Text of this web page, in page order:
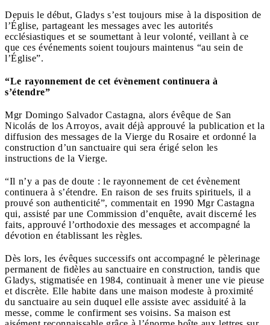
Depuis le début, Gladys s’est toujours mise à la disposition de
l’Église, partageant les messages avec les autorités
ecclésiastiques et se soumettant à leur volonté, veillant à ce
que ces événements soient toujours maintenus “au sein de
l’Église”.
“Le rayonnement de cet évènement continuera à
s’étendre”
Mgr Domingo Salvador Castagna, alors évêque de San
Nicolás de los Arroyos, avait déjà approuvé la publication et la
diffusion des messages de la Vierge du Rosaire et ordonné la
construction d’un sanctuaire qui sera érigé selon les
instructions de la Vierge.
“Il n’y a pas de doute : le rayonnement de cet évènement
continuera à s’étendre. En raison de ses fruits spirituels, il a
prouvé son authenticité”, commentait en 1990 Mgr Castagna
qui, assisté par une Commission d’enquête, avait discerné les
faits, approuvé l’orthodoxie des messages et accompagné la
dévotion en établissant les règles.
Dès lors, les évêques successifs ont accompagné le pèlerinage
permanent de fidèles au sanctuaire en construction, tandis que
Gladys, stigmatisée en 1984, continuait à mener une vie pieuse
et discrète. Elle habite dans une maison modeste à proximité
du sanctuaire au sein duquel elle assiste avec assiduité à la
messe, comme le confirment ses voisins. Sa maison est